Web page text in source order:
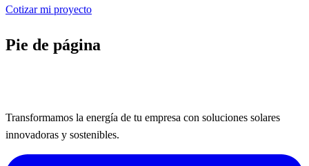
Cotizar mi proyecto
Pie de página
Transformamos la energía de tu empresa con soluciones solares
innovadoras y sostenibles.